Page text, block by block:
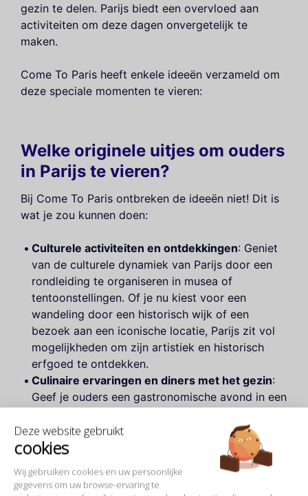
Deze website gebruikt
cookies
Wij gebruiken cookies en uw persoonlijke
gegevens om uw browse-ervaring te
gezin te delen. Parijs biedt een overvloed aan
activiteiten om deze dagen onvergetelijk te
maken.
Come To Paris heeft enkele ideeën verzameld om
deze speciale momenten te vieren:
Welke originele uitjes om ouders
in Parijs te vieren?
Bij Come To Paris ontbreken de ideeën niet! Dit is
wat je zou kunnen doen:
Culturele activiteiten en ontdekkingen: Geniet
van de culturele dynamiek van Parijs door een
rondleiding te organiseren in musea of
tentoonstellingen. Of je nu kiest voor een
wandeling door een historisch wijk of een
bezoek aan een iconische locatie, Parijs zit vol
mogelijkheden om zijn artistiek en historisch
erfgoed te ontdekken.
Culinaire ervaringen en diners met het gezin:
Geef je ouders een gastronomische avond in een
restaurants in Parijs
bekijken die speciale menu's
aanbieden voor feestelijke en gezellige